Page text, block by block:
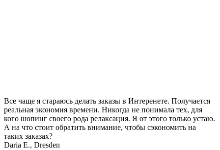
Все чаще я стараюсь делать заказы в Интеренете. Получается
реальная экономия времени. Никогда не понимала тех, для
кого шопинг своего рода релаксация. Я от этого только устаю.
А на что стоит обратить внимание, чтобы сэкономить на
таких заказах?
Daria E., Dresden